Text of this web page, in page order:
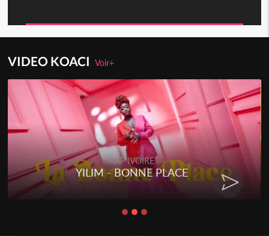
VIDEO KOACIVoir+
RAP IVOIRE
YILIM - BONNE PLACE